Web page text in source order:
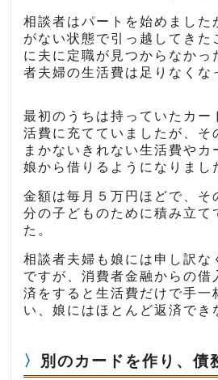
相談者はパートを始めました
がない状態で引っ越してきた
に夫に定職が見つからなかっ
者夫婦の生活費は足りなくな
最初のうちは持っていたカー
活費に充てていましたが、そ
まかないきれない生活費やカ
娘から借りるようになりまし
金額は毎月５万円ほどで、そ
分の子どものために積み立て
た。
相談者夫婦も娘には申し訳な
ですが、消費者金融からの借
済をすると生活費だけで手一
い、娘にはほとんど返済でき
別のカードを作り、債